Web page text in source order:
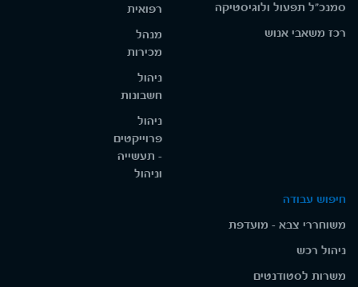
סמנכ"ל תפעול ולוגיסטיקה
רכז משאבי אנוש
רפואית
מנהל
מכירות
ניהול
חשבונות
ניהול
פרוייקטים
- תעשייה
וניהול
חיפוש עבודה
משוחררי צבא - מועדפת
ניהול רכש
משרות לסטודנטים